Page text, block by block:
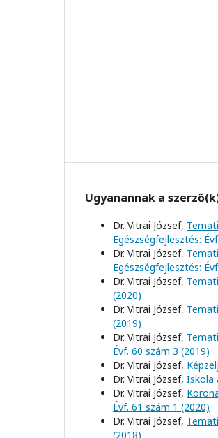
Ugyanannak a
Dr. Vitrai József,
Egészségfejlesztés:
Dr. Vitrai József,
Egészségfejlesztés:
Dr. Vitrai József,
(2020)
Dr. Vitrai József,
(2019)
Dr. Vitrai József,
Évf. 60 szám 3 (2019)
Dr. Vitrai József,
Dr. Vitrai József, Iskola
Dr. Vitrai József,
Évf. 61 szám 1 (2020)
Dr. Vitrai József,
(2018)